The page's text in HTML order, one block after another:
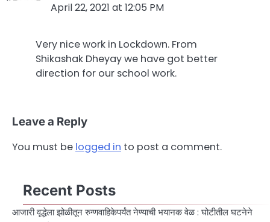
April 22, 2021 at 12:05 PM
Very nice work in Lockdown. From
Shikashak Dheyay we have got better
direction for our school work.
Leave a Reply
You must be logged in to post a comment.
Recent Posts
आजारी वृद्धेला झोळीतून रुग्णवाहिकेपर्यंत नेण्याची भयानक वेळ : घोटीतील घटनेने